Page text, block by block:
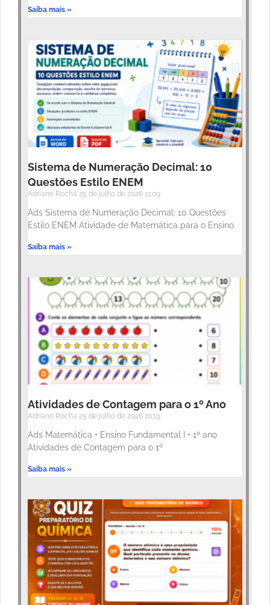
Saiba mais »
Sistema de Numeração Decimal: 10
Questões Estilo ENEM
Adriano Rocha 25 de julho de 2026 11:09
Ads Sistema de Numeração Decimal: 10 Questões
Estilo ENEM Atividade de Matemática para o Ensino
Saiba mais »
Atividades de Contagem para o 1º Ano
Adriano Rocha 25 de julho de 2026 10:19
Ads Matemática • Ensino Fundamental I • 1º ano
Atividades de Contagem para o 1º
Saiba mais »